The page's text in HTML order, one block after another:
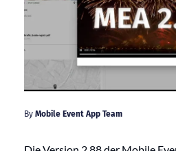
By Mobile Event App Team